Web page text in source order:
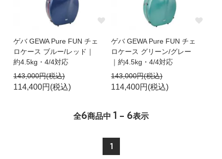
ゲバ GEWA Pure FUN チェ
ロケース ブルー/レッド｜
約4.5kg・4/4対応
143,000円(税込)
114,400円(税込)
ゲバ GEWA Pure FUN チェ
ロケース グリーン/グレー
｜約4.5kg・4/4対応
143,000円(税込)
114,400円(税込)
全6商品中 1 - 6表示
1